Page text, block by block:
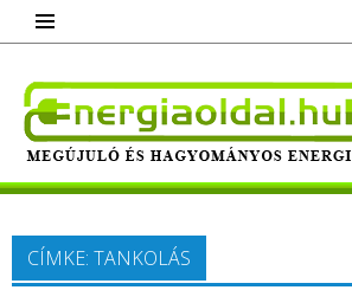
content
Megújuló és hagyományos
Minden, ami energia!
CÍMKE: TANKOLÁS